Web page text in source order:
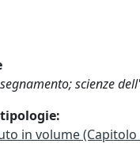
scienze
in volume (Capitolo